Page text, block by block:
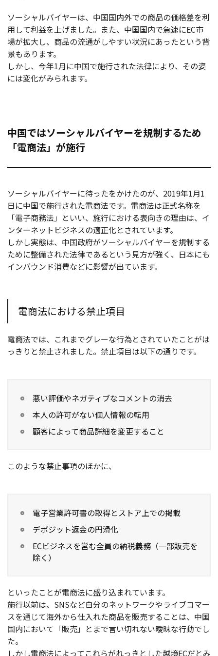
ソーシャルバイヤーは、中国国内外での商品の価格差を利
用して利益を上げました。また、中国国内で急速にEC市
場が拡大し、商品の流通がしやすい状況にあったという背
景もあります。
しかし、今年1月に中国で施行された法律により、その姿
には変化がみられます。
中国ではソーシャルバイヤーを規制するため
「電商法」が施行
ソーシャルバイヤーに待ったをかけたのが、2019年1月1
日に中国で施行された電商法です。電商法は正式名称を
「電子商務法」といい、施行における表向きの理由は、イ
ンターネットビジネスの適正化とされています。
しかし実態は、中国政府がソーシャルバイヤーを規制する
ために整備された法律であるという見方が強く、日本にも
インバウンド消費などに影響が出ています。
電商法における禁止項目
電商法では、これまでグレーな行為とされていたことがは
っきりと禁止されました。禁止項目は以下の通りです。
悪い評価やネガティブなコメントの消去
本人の許可がない個人情報の転用
顧客によって商品詳細を変更すること
このような禁止事項のほかに、
電子営業許可書の取得とストア上での掲載
デポジット返金の円滑化
ECビジネスを営む全員の納税義務（一部販売を
除く）
といったことが電商法に盛り込まれています。
施行以前は、SNSなど自分のネットワークやライブコマー
スを通じて海外から仕入れた商品を販売することは、中国
国内において「販売」とまで言い切れない曖昧な行動でし
た。
しかし電商法によってこれらがれっきとした越境ECだとみ